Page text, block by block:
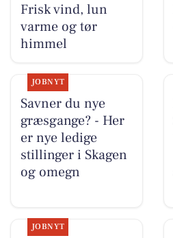
Frisk vind, lun
varme og tør
himmel
JOBNYT
Savner du nye
græsgange? - Her
er nye ledige
stillinger i Skagen
og omegn
JOBNYT